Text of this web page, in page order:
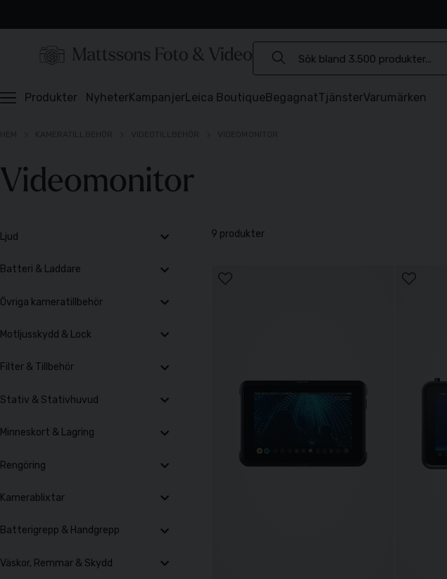
Produkter NyheterKampanjerLeica BoutiqueBegagnatTjänsterVarumärken
Videomonitor
Ljud
Batteri & Laddare
Övriga kameratillbehör
Motljusskydd & Lock
Filter & Tillbehör
Stativ & Stativhuvud
Minneskort & Lagring
Rengöring
Kamerablixtar
Batterigrepp & Handgrepp
Väskor, Remmar & Skydd
9 produkter